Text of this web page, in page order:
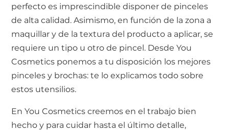
perfecto es imprescindible disponer de pinceles
de alta calidad. Asimismo, en función de la zona a
maquillar y de la textura del producto a aplicar, se
requiere un tipo u otro de pincel. Desde You
Cosmetics ponemos a tu disposición los mejores
pinceles y brochas: te lo explicamos todo sobre
estos utensilios.
En You Cosmetics creemos en el trabajo bien
hecho y para cuidar hasta el último detalle,